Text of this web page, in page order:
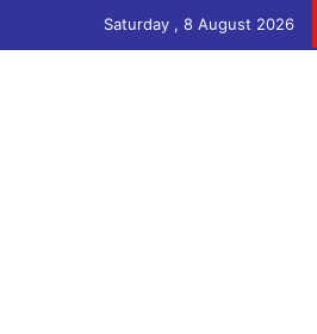
Saturday , 8 August 2026